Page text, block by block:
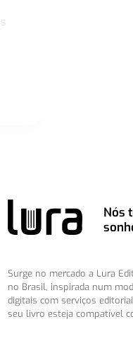
Nós
Surge no mercado a Lura
no Brasil, inspirada num
digitais com serviços
seu livro esteja compatível